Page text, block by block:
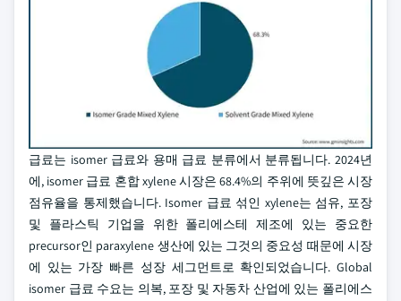
급료는 isomer 급료와 용매 급료 분류에서 분류됩니다. 2024년
에, isomer 급료 혼합 xylene 시장은 68.4%의 주위에 뜻깊은 시장
점유율을 통제했습니다. Isomer 급료 섞인 xylene는 섬유, 포장
및 플라스틱 기업을 위한 폴리에스테 제조에 있는 중요한
precursor인 paraxylene 생산에 있는 그것의 중요성 때문에 시장
에 있는 가장 빠른 성장 세그먼트로 확인되었습니다. Global
isomer 급료 수요는 의복, 포장 및 자동차 산업에 있는 폴리에스